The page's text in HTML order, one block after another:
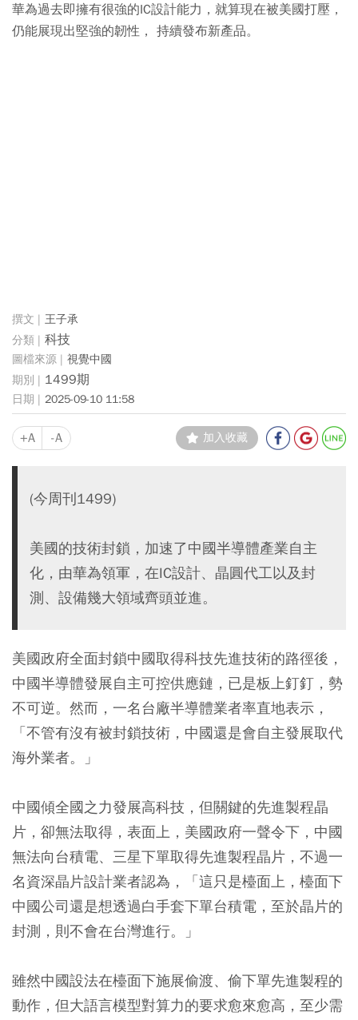
華為過去即擁有很強的IC設計能力，就算現在被美國打壓，
仍能展現出堅強的韌性， 持續發布新產品。
王子承
科技
視覺中國
1499期
2025-09-10 11:58
+A -A 加入收藏
(今周刊1499)
美國的技術封鎖，加速了中國半導體產業自主
化，由華為領軍，在IC設計、晶圓代工以及封
測、設備幾大領域齊頭並進。
美國政府全面封鎖中國取得科技先進技術的路徑後，
中國半導體發展自主可控供應鏈，已是板上釘釘，勢
不可逆。然而，一名台廠半導體業者率直地表示，
「不管有沒有被封鎖技術，中國還是會自主發展取代
海外業者。」
中國傾全國之力發展高科技，但關鍵的先進製程晶
片，卻無法取得，表面上，美國政府一聲令下，中國
無法向台積電、三星下單取得先進製程晶片，不過一
名資深晶片設計業者認為，「這只是檯面上，檯面下
中國公司還是想透過白手套下單台積電，至於晶片的
封測，則不會在台灣進行。」
雖然中國設法在檯面下施展偷渡、偷下單先進製程的
動作，但大語言模型對算力的要求愈來愈高，至少需